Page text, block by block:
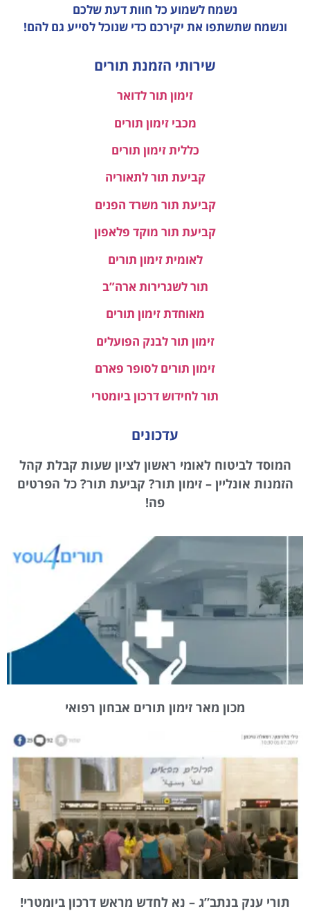
נשמח לשמוע כל חוות דעתשלכם
ונשמח שתשתפו את יקירכם כדי שנוכל לסייע גם להם!
שירותי הזמנת תורים
זימון תור לדואר
מכבי זימון תורים
כללית זימון תורים
קביעת תור לתאוריה
קביעת תור משרד הפנים
קביעת תור מוקד פלאפון
לאומית זימון תורים
תור לשגרירות ארה”ב
מאוחדת זימון תורים
זימון תור לבנק הפועלים
זימון תורים לסופר פארם
תור לחידוש דרכון ביומטרי
עדכונים
המוסד לביטוח לאומי ראשון לציון שעות קבלת קהל
הזמנות אונליין – זימון תור? קביעת תור? כל הפרטים
פה!
מכון מאר זימון תורים אבחון רפואי
תורי ענק בנתב”ג – נא לחדש מראש דרכון ביומטרי!